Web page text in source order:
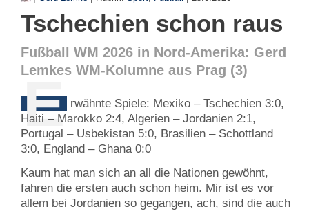
Tschechien schon raus
Fußball WM 2026 in Nord-Amerika: Gerd
Lemkes WM-Kolumne aus Prag (3)
E rwähnte Spiele: Mexiko – Tschechien 3:0,
Haiti – Marokko 2:4, Algerien – Jordanien 2:1,
Portugal – Usbekistan 5:0, Brasilien – Schottland
3:0, England – Ghana 0:0
Kaum hat man sich an all die Nationen gewöhnt,
fahren die ersten auch schon heim. Mir ist es vor
allem bei Jordanien so gegangen, ach, sind die auch